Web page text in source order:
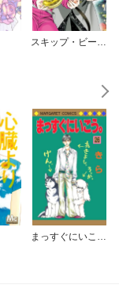
スキップ・ビート！
まっすぐにいこう。